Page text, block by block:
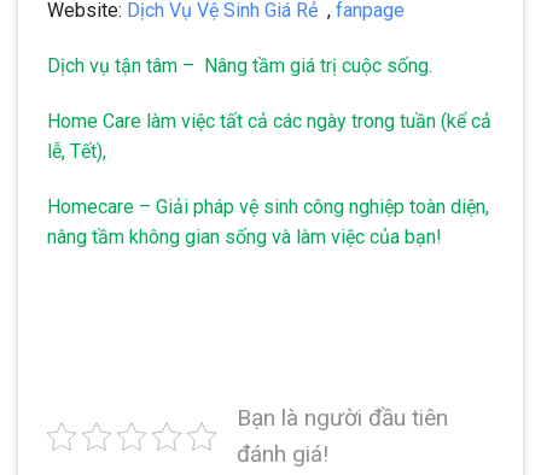
Website: Dịch Vụ Vệ Sinh Giá Rẻ , fanpage
Dịch vụ tận tâm – Nâng tầm giá trị cuộc sống.
Home Care làm việc tất cả các ngày trong tuần (kể cả
lễ, Tết),
Homecare – Giải pháp vệ sinh công nghiệp toàn diện,
nâng tầm không gian sống và làm việc của bạn!
Bạn là người đầu tiên
đánh giá!